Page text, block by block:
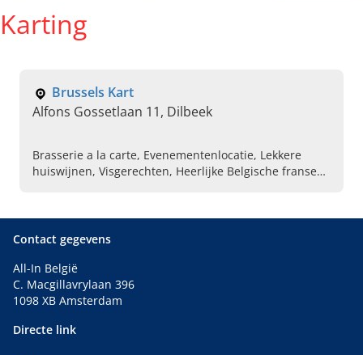
Karting
Brussels Kart
Alfons Gossetlaan 11, Dilbeek
Brasserie a la carte, Evenementenlocatie, Lekkere
huiswijnen, Visgerechten, Heerlijke Belgische franse
Vergaderingen
Contact gegevens
All-In België
C. Macgillavrylaan 396
1098 XB Amsterdam
Directe link